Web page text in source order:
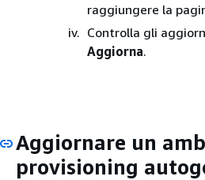
raggiungere la
Controlla gli
Aggiorna.
Aggiornare un
provisioning